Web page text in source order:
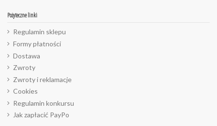
Pożyteczne linki
Regulamin sklepu
Formy płatności
Dostawa
Zwroty
Zwroty i reklamacje
Cookies
Regulamin konkursu
Jak zapłacić PayPo